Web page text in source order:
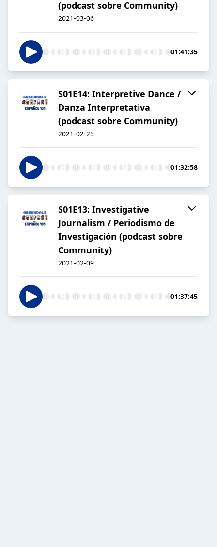
(podcast sobre Community)
2021-03-06
01:41:35
S01E14: Interpretive Dance /
Danza Interpretativa
(podcast sobre Community)
2021-02-25
01:32:58
S01E13: Investigative
Journalism / Periodismo de
Investigación (podcast sobre
Community)
2021-02-09
01:37:45